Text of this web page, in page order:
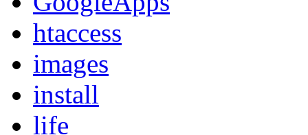
htaccess
images
install
life